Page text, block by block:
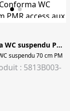
et arrière pré-
Conforma WC suspendu PMR avec bride, 70 cm, sans abattant
suspendu 70 cm
: 5813B003-